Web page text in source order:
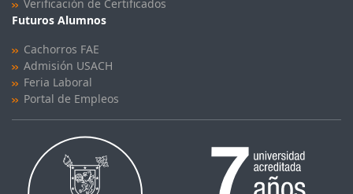
Verificación de Certificados
Futuros Alumnos
Cachorros FAE
Admisión USACH
Feria Laboral
Portal de Empleos